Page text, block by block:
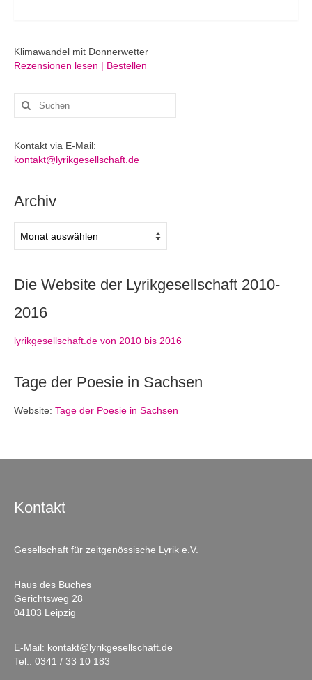
Klimawandel mit Donnerwetter
Rezensionen lesen | Bestellen
Suchen
nach:
Kontakt via E-Mail:
kontakt@lyrikgesellschaft.de
Archiv
Die Website der Lyrikgesellschaft 2010-
2016
lyrikgesellschaft.de von 2010 bis 2016
Tage der Poesie in Sachsen
Website: Tage der Poesie in Sachsen
Kontakt
Gesellschaft für zeitgenössische Lyrik e.V.
Haus des Buches
Gerichtsweg 28
04103 Leipzig
E-Mail: kontakt@lyrikgesellschaft.de
Tel.: 0341 / 33 10 183